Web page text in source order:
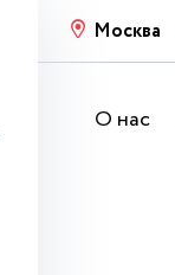
Москва
О нас